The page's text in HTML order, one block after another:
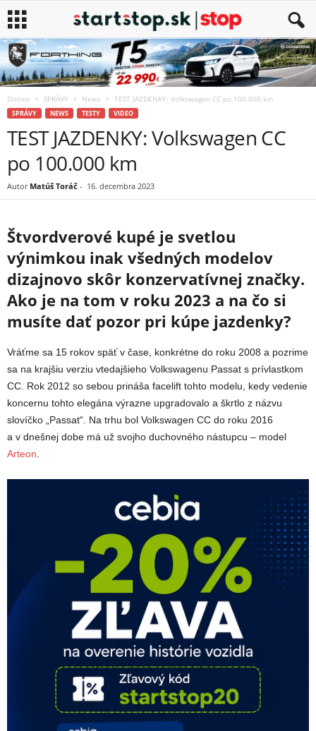
Domov SPRÁVY News TEST JAZDENKY: Volkswagen CC po 100.000 km
SPRÁVY NEWS TESTY VIDEO
TEST JAZDENKY: Volkswagen CC
po 100.000 km
Autor Matúš Toráč - 16. decembra 2023
Štvordverové kupé je svetlou
výnimkou inak všedných modelov
dizajnovo skôr konzervatívnej značky.
Ako je na tom v roku 2023 a na čo si
musíte dať pozor pri kúpe jazdenky?
Vráťme sa 15 rokov späť v čase, konkrétne do roku 2008 a pozrime
sa na krajšiu verziu vtedajšieho Volkswagenu Passat s prívlastkom
CC. Rok 2012 so sebou prináša facelift tohto modelu, kedy vedenie
koncernu tohto elegána výrazne upgradovalo a škrtlo z názvu
slovíčko „Passat“. Na trhu bol Volkswagen CC do roku 2016
a v dnešnej dobe má už svojho duchovného nástupcu – model
Arteon